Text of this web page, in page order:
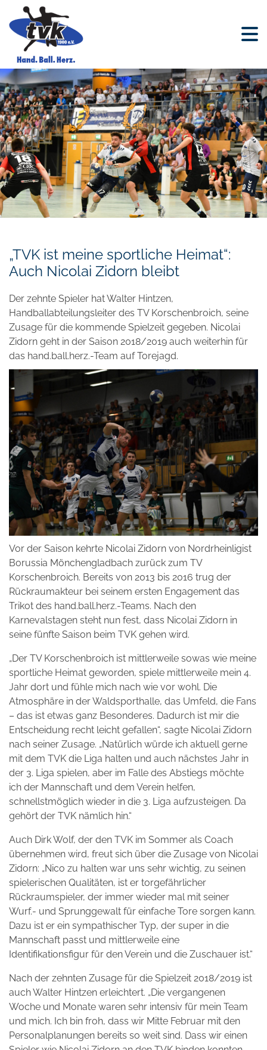
„TVK ist meine sportliche Heimat“:
Auch Nicolai Zidorn bleibt
Der zehnte Spieler hat Walter Hintzen,
Handballabteilungsleiter des TV Korschenbroich, seine
Zusage für die kommende Spielzeit gegeben. Nicolai
Zidorn geht in der Saison 2018/2019 auch weiterhin für
das hand.ball.herz.-Team auf Torejagd.
Vor der Saison kehrte Nicolai Zidorn von Nordrheinligist
Borussia Mönchengladbach zurück zum TV
Korschenbroich. Bereits von 2013 bis 2016 trug der
Rückraumakteur bei seinem ersten Engagement das
Trikot des hand.ball.herz.-Teams. Nach den
Karnevalstagen steht nun fest, dass Nicolai Zidorn in
seine fünfte Saison beim TVK gehen wird.
„Der TV Korschenbroich ist mittlerweile sowas wie meine
sportliche Heimat geworden, spiele mittlerweile mein 4.
Jahr dort und fühle mich nach wie vor wohl. Die
Atmosphäre in der Waldsporthalle, das Umfeld, die Fans
– das ist etwas ganz Besonderes. Dadurch ist mir die
Entscheidung recht leicht gefallen“, sagte Nicolai Zidorn
nach seiner Zusage. „Natürlich würde ich aktuell gerne
mit dem TVK die Liga halten und auch nächstes Jahr in
der 3. Liga spielen, aber im Falle des Abstiegs möchte
ich der Mannschaft und dem Verein helfen,
schnellstmöglich wieder in die 3. Liga aufzusteigen. Da
gehört der TVK nämlich hin.“
Auch Dirk Wolf, der den TVK im Sommer als Coach
übernehmen wird, freut sich über die Zusage von Nicolai
Zidorn: „Nico zu halten war uns sehr wichtig, zu seinen
spielerischen Qualitäten, ist er torgefährlicher
Rückraumspieler, der immer wieder mal mit seiner
Wurf.- und Sprunggewalt für einfache Tore sorgen kann.
Dazu ist er ein sympathischer Typ, der super in die
Mannschaft passt und mittlerweile eine
Identifikationsfigur für den Verein und die Zuschauer ist.“
Nach der zehnten Zusage für die Spielzeit 2018/2019 ist
auch Walter Hintzen erleichtert. „Die vergangenen
Woche und Monate waren sehr intensiv für mein Team
und mich. Ich bin froh, dass wir Mitte Februar mit den
Personalplanungen bereits so weit sind. Dass wir einen